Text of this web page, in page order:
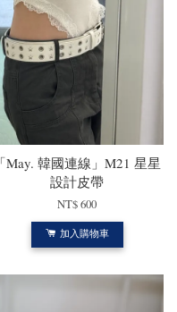
「May. 韓國連線」M21 星星
設計皮帶
NT$ 600
加入購物車